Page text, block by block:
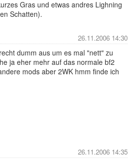
Gras und etwas andres Lighning
Schatten).
26.11.2006 14:30
dumm aus um es mal "nett" zu
ja eher mehr auf das normale bf2
mods aber 2WK hmm finde ich
26.11.2006 14:35